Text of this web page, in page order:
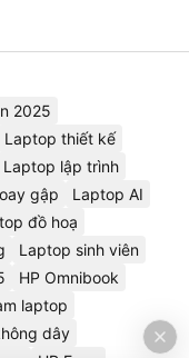
2025
Laptop thiết kế
Laptop lập trình
gập
Laptop AI
đồ hoạ
Laptop sinh viên
HP Omnibook
laptop
dây